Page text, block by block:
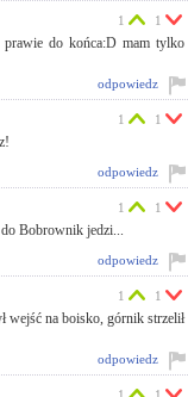
odpowiedz
1
prawie do końca:D mam tylko
1
odpowiedz